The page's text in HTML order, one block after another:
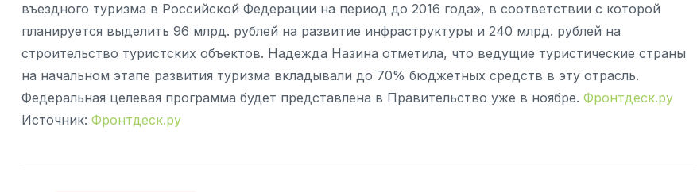
въездного туризма в Российской Федерации на период до 2016 года», в соответствии с которой
планируется выделить 96 млрд. рублей на развитие инфраструктуры и 240 млрд. рублей на
строительство туристских объектов. Надежда Назина отметила, что ведущие туристические страны
на начальном этапе развития туризма вкладывали до 70% бюджетных средств в эту отрасль.
Федеральная целевая программа будет представлена в Правительство уже в ноябре. Фронтдеск.ру
Источник: Фронтдеск.ру